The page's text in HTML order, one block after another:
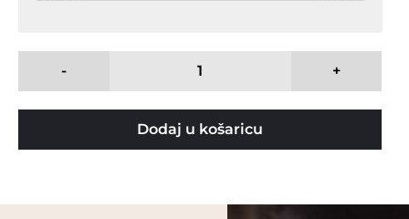
- +
Dodaj u košaricu